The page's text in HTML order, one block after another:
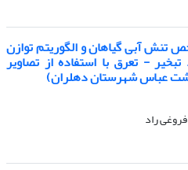
تنش آبی گیاهان و الگوریتم توازن
- تعرق با استفاده از تصاویر
دشت عباس شهرستان دهلران)
راد